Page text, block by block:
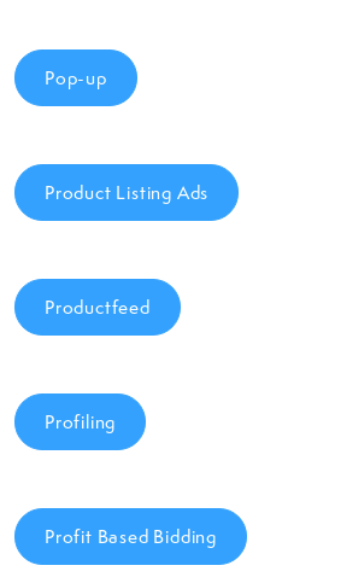
Pop-up
Product Listing Ads
Productfeed
Profiling
Profit Based Bidding